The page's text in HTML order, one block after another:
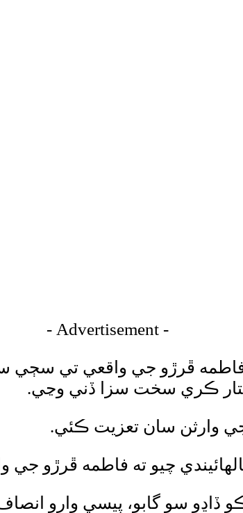
- Advertisement -
ڦرڙو جي واقعي تي سڄي
ڪري سخت سزا ڏني وڃي.
وارثن سان تعزيت ڪئي.
چيو ته فاطمه ڦرڙو
ڏاڍو سو گابو، پيسي وارو